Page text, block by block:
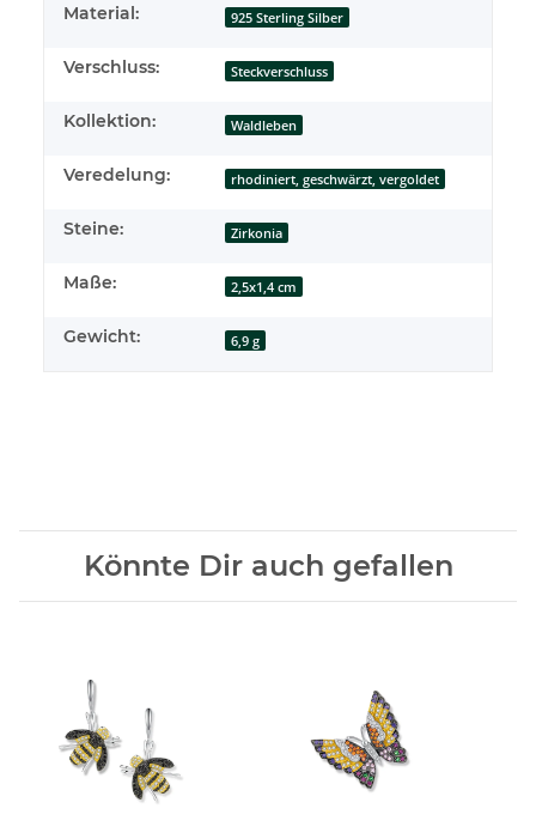
Material: 925 Sterling Silber
Verschluss: Steckverschluss
Kollektion: Waldleben
Veredelung: rhodiniert, geschwärzt, vergoldet
Steine: Zirkonia
Maße: 2,5x1,4 cm
Gewicht: 6,9 g
Könnte Dir auch gefallen